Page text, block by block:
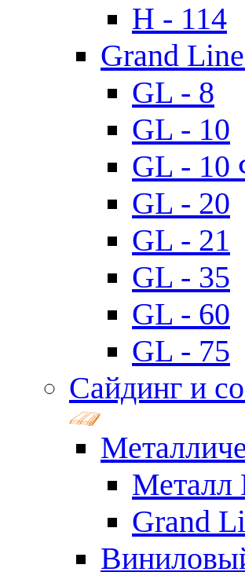
H - 114
Grand
GL - 8
GL - 10
GL - 10
GL - 20
GL - 21
GL - 35
GL - 60
GL - 75
Сайдинг и
Металл
Grand